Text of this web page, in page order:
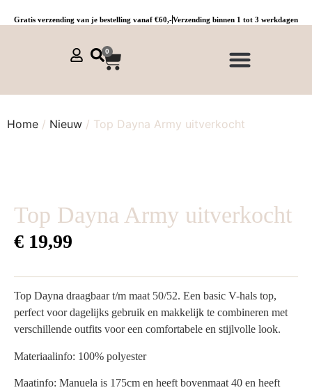
Gratis verzending van je bestelling vanaf €60,-Verzending binnen 1 tot 3 werkdagen
0
Home / Nieuw / Top Dayna Army uitverkocht
Top Dayna Army uitverkocht
€ 19,99
Top Dayna draagbaar t/m maat 50/52. Een basic V-hals top,
perfect voor dagelijks gebruik en makkelijk te combineren met
verschillende outfits voor een comfortabele en stijlvolle look.
Materiaalinfo: 100% polyester
Maatinfo: Manuela is 175cm en heeft bovenmaat 40 en heeft